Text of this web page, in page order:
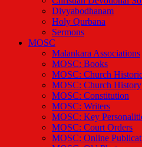
Divyabodhanam
Holy Qurbana
Sermons
MOSC
Malankara Associations
MOSC: Books
MOSC: Church
MOSC: Church History
MOSC: Constitution
MOSC: Writers
MOSC: Key
MOSC: Court Orders
MOSC: Online